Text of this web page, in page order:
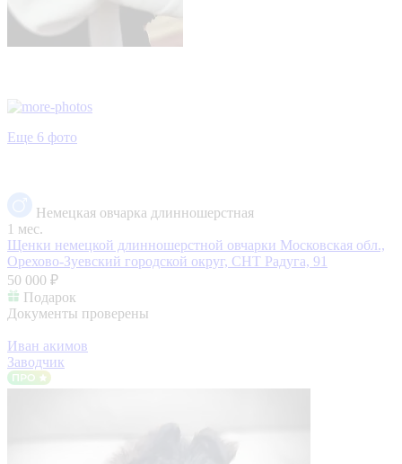
Еще 6 фото
Немецкая овчарка длинношерстная
1 мес.
Щенки немецкой длинношерстной овчарки Московская обл.,
Орехово-Зуевский городской округ, СНТ Радуга, 91
50 000 ₽
Подарок
Документы проверены
Иван акимов
Заводчик